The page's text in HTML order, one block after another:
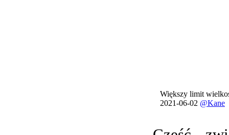
Większy limit
2021-06-02 @Kane